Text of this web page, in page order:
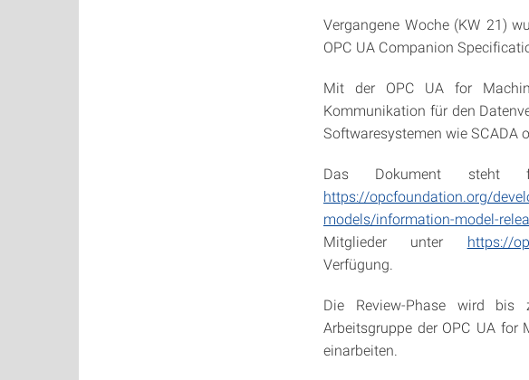
Vergangene Woche (KW 21)
OPC UA Companion
Mit der OPC UA for
Kommunikation für den
Softwaresystemen wie SCADA
Das Dokument steht
https://opcfoundation.org/
models/information-model-
Mitglieder unter https://
Verfügung.
Die Review-Phase wird
Arbeitsgruppe der OPC UA
einarbeiten.